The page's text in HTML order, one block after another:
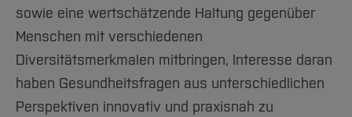
sowie eine wertschätzende Haltung gegenüber
Menschen mit verschiedenen
Diversitätsmerkmalen mitbringen, Interesse daran
haben Gesundheitsfragen aus unterschiedlichen
Perspektiven innovativ und praxisnah zu